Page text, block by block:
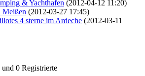
& Yachthafen (2012-04-12 11:20)
Meißen (2012-03-27 17:45)
4 sterne im Ardeche (2012-03-11
und 0 Registrierte